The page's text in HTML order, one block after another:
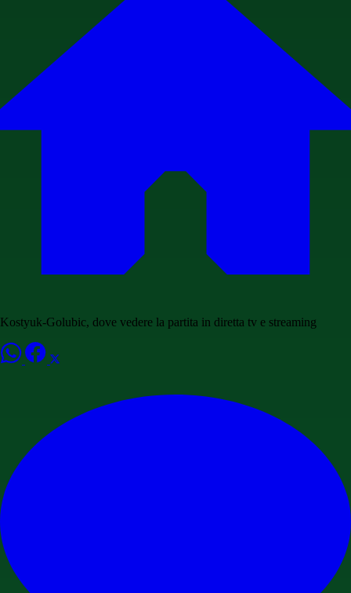
Kostyuk-Golubic, dove vedere la partita in diretta tv e streaming